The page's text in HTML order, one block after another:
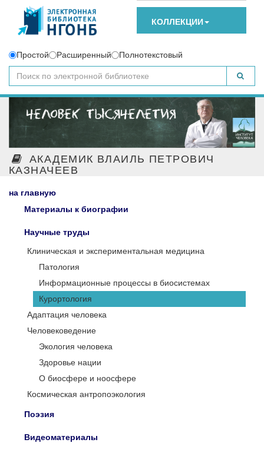
КОЛЛЕКЦИИ
Простой Расширенный Полнотекстовый
АКАДЕМИК ВЛАИЛЬ ПЕТРОВИЧ
КАЗНАЧЕЕВ
на главную
Материалы к биографии
Научные труды
Клиническая и экспериментальная медицина
Патология
Информационные процессы в биосистемах
Курортология
Адаптация человека
Человековедение
Экология человека
Здоровье нации
О биосфере и ноосфере
Космическая антропоэкология
Поэзия
Видеоматериалы